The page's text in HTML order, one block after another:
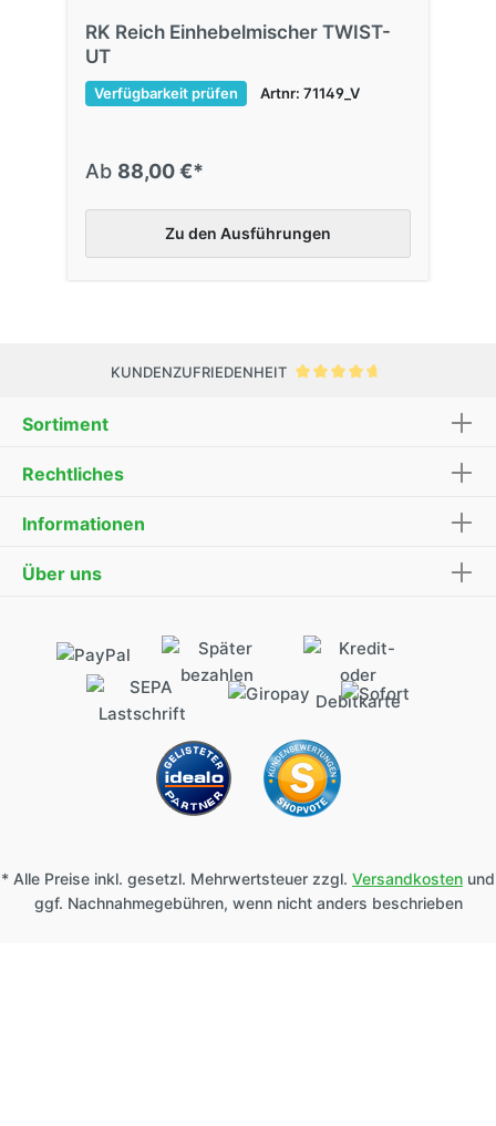
RK Reich Einhebelmischer TWIST-
UT
Verfügbarkeit prüfen Artnr: 71149_V
Ab 88,00 €*
Zu den Ausführungen
KUNDENZUFRIEDENHEIT
Sortiment
Rechtliches
Informationen
Über uns
* Alle Preise inkl. gesetzl. Mehrwertsteuer zzgl. Versandkosten und
ggf. Nachnahmegebühren, wenn nicht anders beschrieben